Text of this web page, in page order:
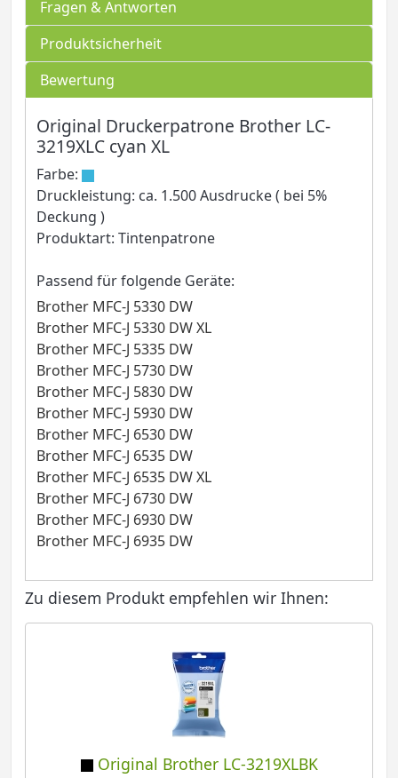
Fragen & Antworten
Produktsicherheit
Bewertung
Original Druckerpatrone Brother LC-
3219XLC cyan XL
Farbe:
Druckleistung: ca. 1.500 Ausdrucke ( bei 5%
Deckung )
Produktart: Tintenpatrone
Passend für folgende Geräte:
Brother MFC-J 5330 DW
Brother MFC-J 5330 DW XL
Brother MFC-J 5335 DW
Brother MFC-J 5730 DW
Brother MFC-J 5830 DW
Brother MFC-J 5930 DW
Brother MFC-J 6530 DW
Brother MFC-J 6535 DW
Brother MFC-J 6535 DW XL
Brother MFC-J 6730 DW
Brother MFC-J 6930 DW
Brother MFC-J 6935 DW
Zu diesem Produkt empfehlen wir Ihnen:
Original Brother LC-3219XLBK